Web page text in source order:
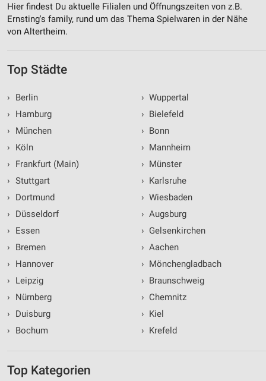
Hier findest Du aktuelle Filialen und Öffnungszeiten von z.B.
Ernsting's family, rund um das Thema Spielwaren in der Nähe
von Altertheim.
Top Städte
›
Berlin
›
Hamburg
›
München
›
Köln
›
Frankfurt (Main)
› Stuttgart
›
Dortmund
›
Düsseldorf
›
Essen
›
Bremen
›
Hannover
›
Leipzig
›
Nürnberg
›
Duisburg
›
Bochum
› Wuppertal
› Bielefeld
› Bonn
› Mannheim
› Münster
› Karlsruhe
› Wiesbaden
› Augsburg
› Gelsenkirchen
› Aachen
› Mönchengladbach
› Braunschweig
› Chemnitz
› Kiel
› Krefeld
Top Kategorien